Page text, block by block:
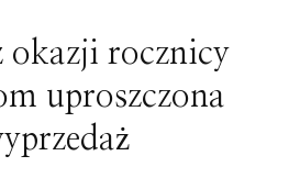
okazji rocznicy
uproszczona